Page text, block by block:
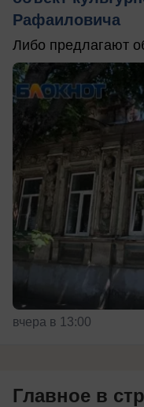
Рафаиловича
Либо предлагают
вчера в 13:00
Главное в